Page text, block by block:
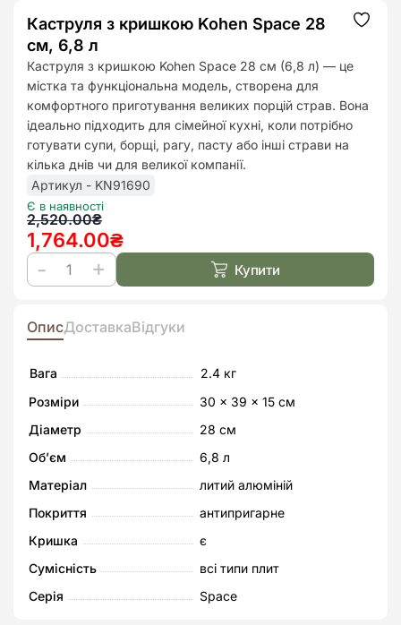
Каструля з кришкою Kohen Space 28
см, 6,8 л
Каструля з кришкою Kohen Space 28 см (6,8 л) — це
містка та функціональна модель, створена для
комфортного приготування великих порцій страв. Вона
ідеально підходить для сімейної кухні, коли потрібно
готувати супи, борщі, рагу, пасту або інші страви на
кілька днів чи для великої компанії.
Артикул - KN91690
Є в наявності
2,520.00₴
Оригінальна
ціна:
2,520.00₴.
1,764.00₴
Поточна
ціна:
1,764.00₴.
Каструля
кришкою
Space
6,8
л
кількість
Купити
ОписДоставкаВідгуки
Вага
2.4 кг
Розміри
30 × 39 × 15 см
Діаметр
28 см
Об’єм
6,8 л
Матеріал
литий алюміній
Покриття
антипригарне
Кришка
є
Сумісність
всі типи плит
Серія
Space